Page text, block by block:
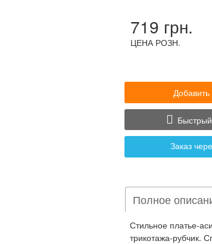
719 грн.
ЦЕНА РОЗН.
Добавить
Заказ
Полное
Стильное платье-
трикотажа-рубчик.